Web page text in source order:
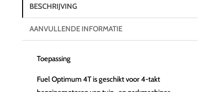
BESCHRIJVING
AANVULLENDE INFORMATIE
Toepassing
Fuel Optimum 4T is geschikt voor 4-takt